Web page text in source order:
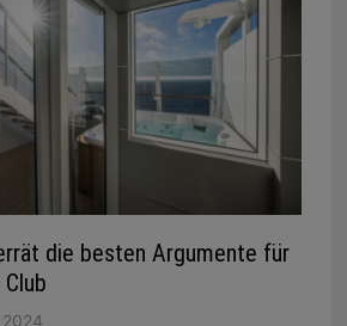
die besten Argumente für